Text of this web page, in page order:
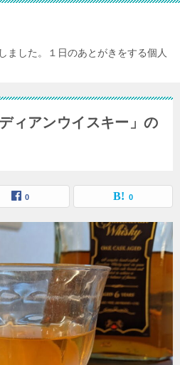
ました。１日のあとがきをする個人
ィアンウイスキー」の
0 0